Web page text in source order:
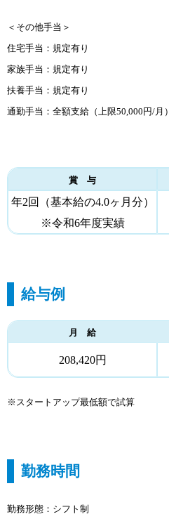
＜その他手当＞
住宅手当：規定有り
家族手当：規定有り
扶養手当：規定有り
通勤手当：全額支給（上限50,000円/月）
賞 与
年2回（基本給の4.0ヶ月分）
※令和6年度実績
給与例
月 給
208,420円
※スタートアップ最低額で試算
勤務時間
勤務形態：シフト制